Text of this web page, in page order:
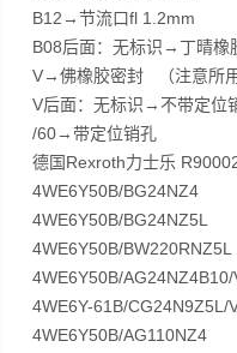
B12→节流口fl 1.2mm
B08后面：无标识→丁晴橡
V→佛橡胶密封 （注意所用
V后面：无标识→不带定位
/60→带定位销孔
德国Rexroth力士乐
4WE6Y50B/BG24NZ4
4WE6Y50B/BG24NZ5L
4WE6Y50B/BW220RNZ5L
4WE6Y50B/AG24NZ4B10/
4WE6Y-61B/CG24N9Z5L/
4WE6Y50B/AG110NZ4